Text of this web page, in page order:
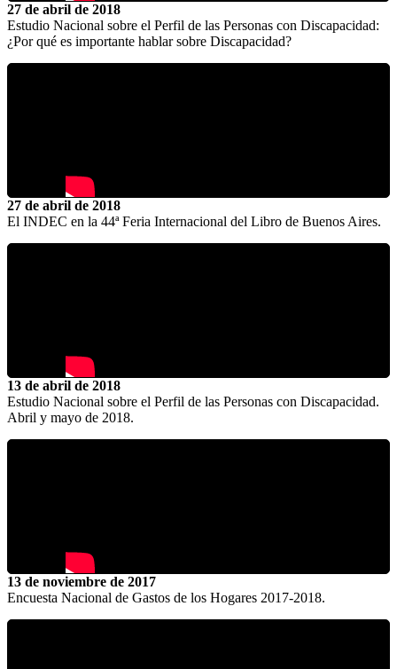
27 de abril de 2018
Estudio Nacional sobre el Perfil de las Personas con Discapacidad:
¿Por qué es importante hablar sobre Discapacidad?
27 de abril de 2018
El INDEC en la 44ª Feria Internacional del Libro de Buenos Aires.
13 de abril de 2018
Estudio Nacional sobre el Perfil de las Personas con Discapacidad.
Abril y mayo de 2018.
13 de noviembre de 2017
Encuesta Nacional de Gastos de los Hogares 2017-2018.